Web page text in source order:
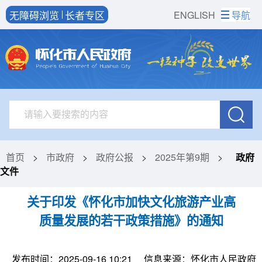
ENGLISH
无障碍浏览 长者专区 导航
首页 > 市政府 > 政府公报 > 2025年第9期 >
政府
文件
关于印发《怀化市加快文化旅游产业高
质量发展的若干政策措施》的通知
发布时间：2025-09-16 10:21 信息来源：怀化市人民政府